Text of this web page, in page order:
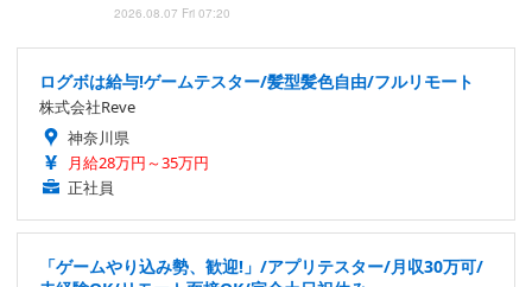
2026.08.07 Fri 07:20
ログボは給与!ゲームテスター/髪型髪色自由/フルリモート
株式会社Reve
神奈川県
月給28万円～35万円
正社員
「ゲームやり込み勢、歓迎!」/アプリテスター/月収30万可/